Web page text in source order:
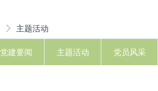
主题活动
党建要闻 主题活动 党员风采